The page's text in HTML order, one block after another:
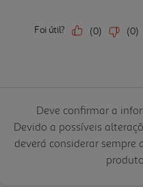
Deve confirmar a
Devido a possíveis
deverá considerar